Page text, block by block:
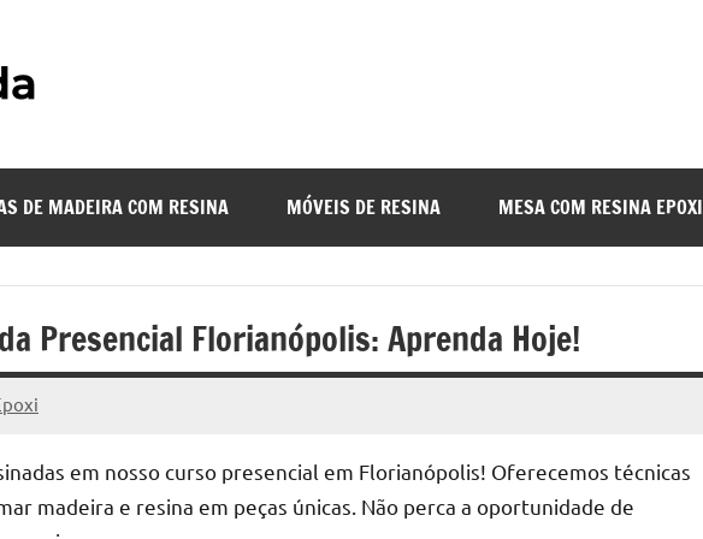
Resinada
–
Como
Fazer
uma
Mesa
resinadas,
a
elegância
se
encontra
DE MADEIRA COM RESINA MÓVEIS DE RESINA MESA COM RESINA EPOXI
Presencial Florianópolis: Aprenda Hoje!
em nosso curso presencial em Florianópolis! Oferecemos técnicas
madeira e resina em peças únicas. Não perca a oportunidade de